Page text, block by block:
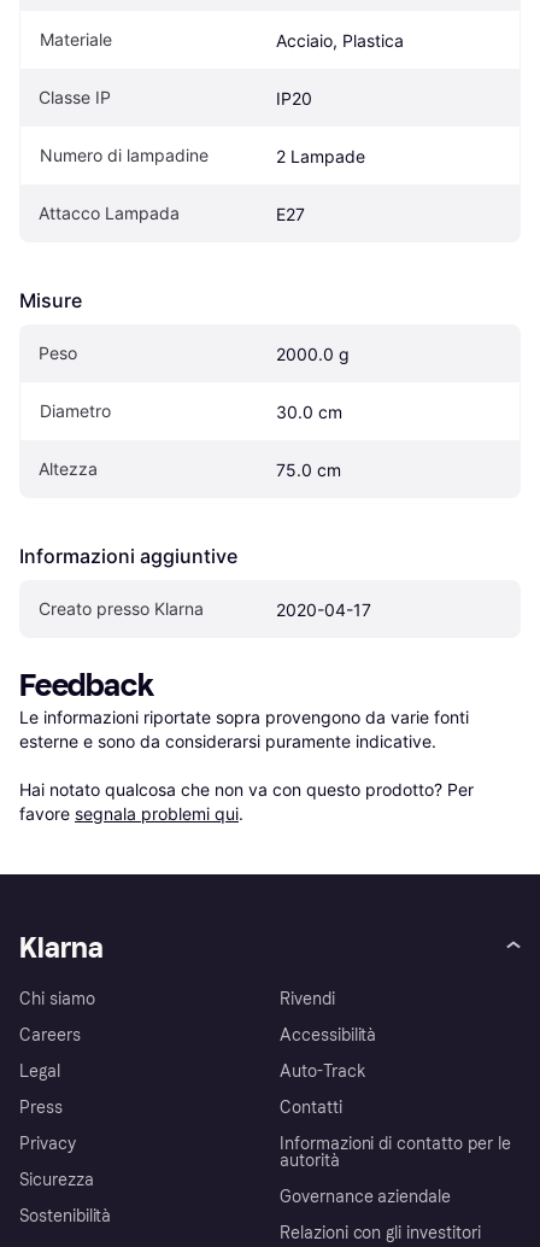
Materiale Acciaio, Plastica
Classe IP IP20
Numero di lampadine 2 Lampade
Attacco Lampada E27
Misure
Peso 2000.0 g
Diametro 30.0 cm
Altezza 75.0 cm
Informazioni aggiuntive
Creato presso Klarna 2020-04-17
Feedback
Le informazioni riportate sopra provengono da varie fonti
esterne e sono da considerarsi puramente indicative.
Hai notato qualcosa che non va con questo prodotto? Per
favore segnala problemi qui.
Klarna
Chi siamo
Careers
Legal
Press
Privacy
Sicurezza
Sostenibilità
Rivendi
Accessibilità
Auto-Track
Contatti
Informazioni di contatto per le
autorità
Governance aziendale
Relazioni con gli investitori